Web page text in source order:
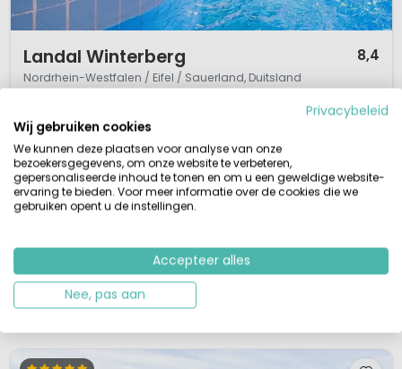
Landal Winterberg 8,4
Nordrhein-Westfalen / Eifel / Sauerland, Duitsland
Chalets op helling
Loopafstand van Winterberg
Zwemmen, karten, wakeboarden
Café-Bistro Woods
Net buiten het populaire vakantieoord Winterberg in Sauerland
(Duitsland), op de helling van de berg is het nieuwe park Landal
skipiste. Ideaal voor een snelle start op de piste. Je kunt genieten van een
ontspannende vakantie met het gezin of een weekend met vrienden. De
Bekijk details
Privacybeleid
Wij gebruiken cookies
We kunnen deze plaatsen voor analyse van onze
bezoekersgegevens, om onze website te verbeteren,
gepersonaliseerde inhoud te tonen en om u een geweldige website-
ervaring te bieden. Voor meer informatie over de cookies die we
gebruiken opent u de instellingen.
Accepteer alles
Nee, pas aan